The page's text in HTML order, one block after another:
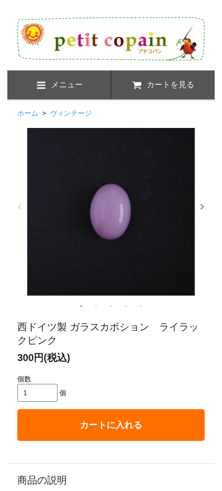
メニュー カートを見る
ホーム > ヴィンテージ
西ドイツ製 ガラスカボション ライラッ
クピンク
300円(税込)
個数
個
カートに入れる
商品の説明